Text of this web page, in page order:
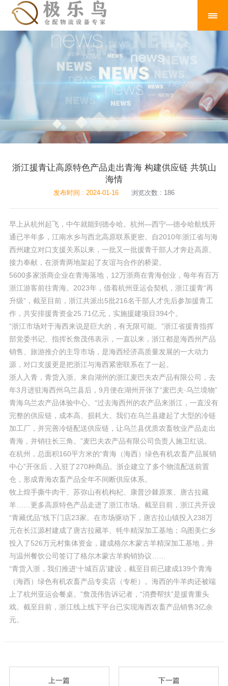
浙江援青让高原特色产品走出青海 构建供应链 共筑山
海情
发布时间 : 2024-01-16 浏览次数 : 186
早上从杭州起飞，中午就能到德令哈。杭州—西宁—德令哈航线开
通已半年多，江南水乡与西北高原联系更密。自2010年浙江省与海
西州建立对口支援关系以来，一批又一批援青干部人才奔赴高原、
接力奉献，在浙青两地架起了友谊与合作的桥梁。
5600多家浙商企业在青海落地，12万浙商在青海创业，每年有百万
浙江游客前往青海。2023年，借着杭州亚运会契机，浙江援青“再
升级”，截至目前，浙江共派出5批216名干部人才先后参加援青工
作，共安排援青资金25.71亿元，实施援建项目394个。
“浙江市场对于海西来说是巨大的，有无限可能。”浙江省援青指挥
部党委书记、指挥长詹茂伟表示，一直以来，浙江都是海西州产品
销售、旅游推介的主导市场，是海西经济高质量发展的一大动力
源，对口支援更是把浙江与海西紧密联系在了一起。
浙人入青，青货入浙。来自湖州的浙江麦巴夫农产品有限公司，去
年3月进驻海西州乌兰县后，9月便在湖州开张了“麦巴夫·乌兰境物”
青海乌兰农产品体验中心。“过去海西州的农产品来浙江，一直没有
完整的供应链，成本高、损耗大。我们在乌兰县建起了大型的冷链
加工厂，并完善冷链配送供应链，让乌兰县优质农畜牧业产品走出
青海，并销往长三角。”麦巴夫农产品有限公司负责人施卫红说。
在杭州，总面积160平方米的“青海（海西）绿色有机农畜产品展销
中心”开张后，入驻了270种商品。浙企建立了多个物流配送前置
仓，形成青海农畜产品全年不间断供应体系。
牧上煌手撕牛肉干、苏弥山有机枸杞、康普沙棘原浆、唐古拉藏
羊……更多高原特色产品走进了浙江市场。截至目前，浙江共开设
“青藏优品”线下门店23家。在市场驱动下，唐古拉山镇投入238万
元在长江源村建成了唐古拉藏羊、牦牛精深加工基地；乌图美仁乡
投入了526万元村集体资金，建成格尔木蒙古羊精深加工基地，并
与温州餐饮公司签订了格尔木蒙古羊购销协议……
“青货入浙，我们推进‘十城百店’建设，截至目前已建成139个青海
（海西）绿色有机农畜产品专卖店（专柜）。海西的牛羊肉还被端
上了杭州亚运会餐桌。”詹茂伟告诉记者，“消费帮扶”是援青重头
戏。截至目前，浙江线上线下平台已实现海西农畜产品销售3亿余
元。
上一篇 下一篇